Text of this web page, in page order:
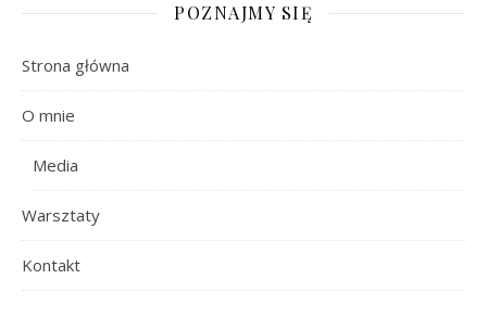
POZNAJMY SIĘ
Strona główna
O mnie
Media
Warsztaty
Kontakt